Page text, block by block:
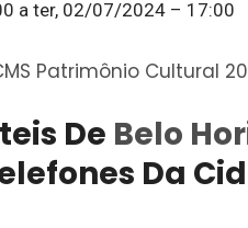
a ter, 02/07/2024 – 17:00
Patrimônio Cultural
De Belo
Da